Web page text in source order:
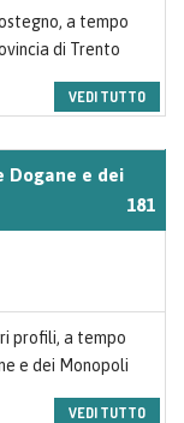
a tempo
di Trento
VEDI TUTTO
Dogane e dei
181
profili, a tempo
e dei Monopoli
VEDI TUTTO